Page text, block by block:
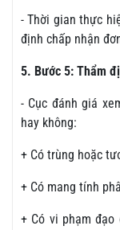
- Thời gian thực
định chấp nhận
5. Bước 5: Thẩm
- Cục đánh giá
hay không:
+ Có trùng hoặc
+ Có mang tính
+ Có vi phạm đạo